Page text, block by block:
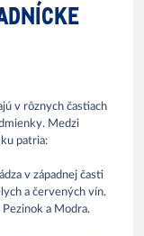
v rôznych častiach
Medzi
patria:
v západnej časti
a červených vín.
a Modra.